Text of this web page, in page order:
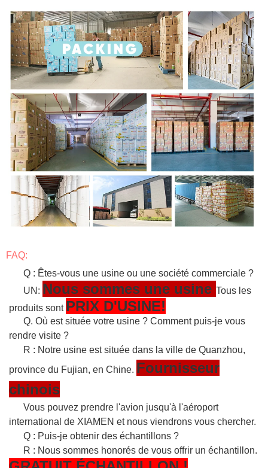
FAQ:
Q : Êtes-vous une usine ou une société commerciale ?
UN: Nous sommes une usine Tous les
produits sont PRIX D'USINE!
Q. Où est située votre usine ? Comment puis-je vous
rendre visite ?
R : Notre usine est située dans la ville de Quanzhou,
province du Fujian, en Chine. Fournisseur
chinois
Vous pouvez prendre l'avion jusqu'à l'aéroport
international de XIAMEN et nous viendrons vous chercher.
Q : Puis-je obtenir des échantillons ?
R : Nous sommes honorés de vous offrir un échantillon.